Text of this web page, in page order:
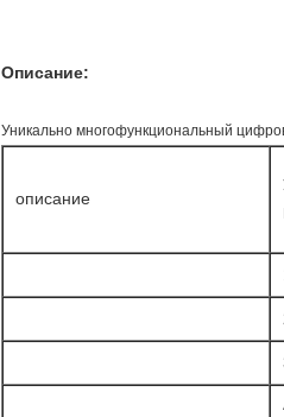
Описание:
Уникально многофункциональный
описание